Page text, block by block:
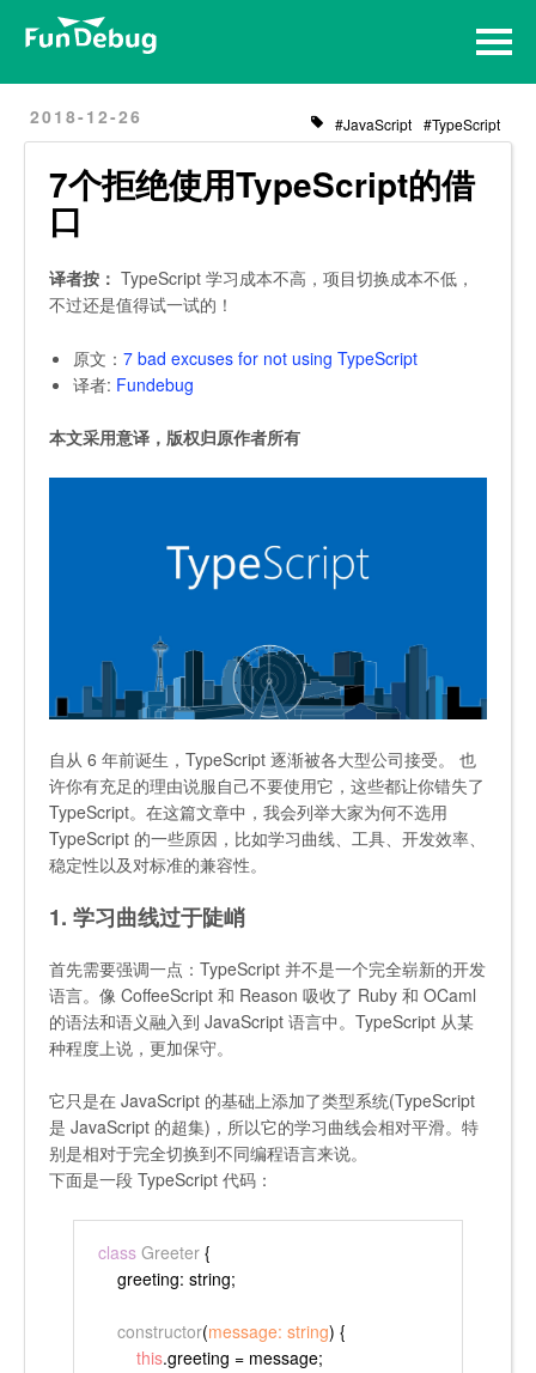
2018-12-26 JavaScript TypeScript
7个拒绝使用TypeScript的借
口
译者按： TypeScript 学习成本不高，项目切换成本不低，
不过还是值得试一试的！
原文： 7 bad excuses for not using TypeScript
译者: Fundebug
本文采用意译，版权归原作者所有
自从 6 年前诞生，TypeScript 逐渐被各大型公司接受。 也
许你有充足的理由说服自己不要使用它，这些都让你错失了
TypeScript。在这篇文章中，我会列举大家为何不选用
TypeScript 的一些原因，比如学习曲线、工具、开发效率、
稳定性以及对标准的兼容性。
1. 学习曲线过于陡峭
首先需要强调一点：TypeScript 并不是一个完全崭新的开发
语言。像 CoffeeScript 和 Reason 吸收了 Ruby 和 OCaml
的语法和语义融入到 JavaScript 语言中。TypeScript 从某
种程度上说，更加保守。
它只是在 JavaScript 的基础上添加了类型系统(TypeScript
是 JavaScript 的超集)，所以它的学习曲线会相对平滑。特
别是相对于完全切换到不同编程语言来说。
下面是一段 TypeScript 代码：
class Greeter {
greeting: string;
constructor(message: string) {
this.greeting = message;
Home
Archives